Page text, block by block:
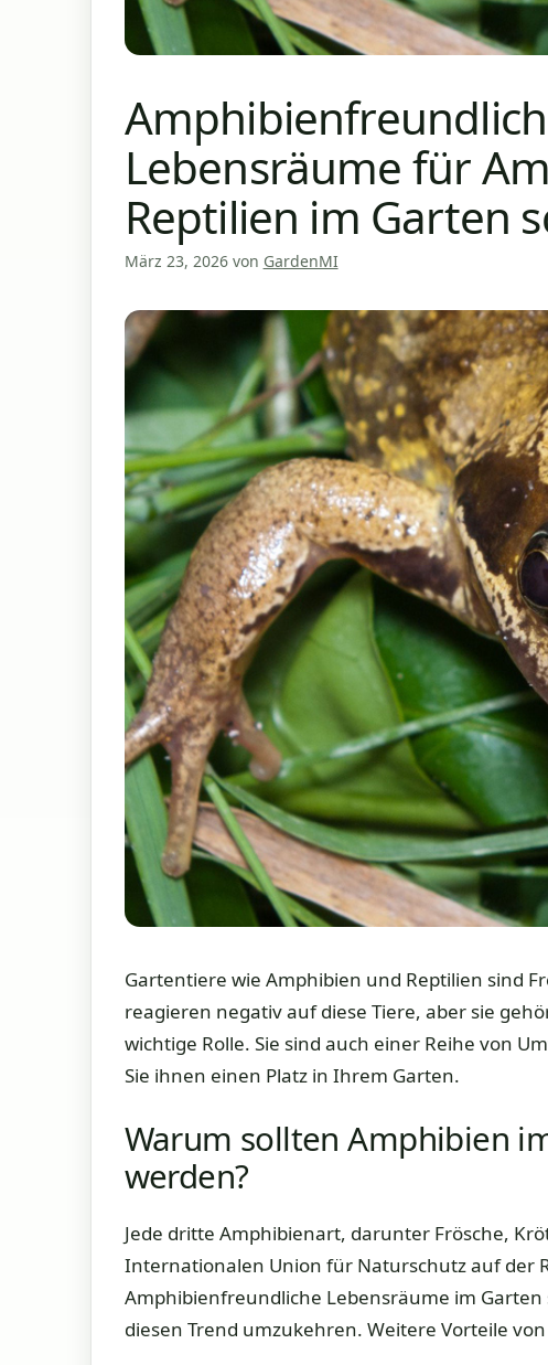
Lebensräume für
Reptilien im Garten
März 23, 2026 von GardenMI
Gartentiere wie Amphibien und Reptilien sind
reagieren negativ auf diese Tiere, aber sie
wichtige Rolle. Sie sind auch einer Reihe von
Sie ihnen einen Platz in Ihrem Garten.
Warum sollten Amphibien
werden?
Jede dritte Amphibienart, darunter Frösche,
Internationalen Union für Naturschutz auf der
Amphibienfreundliche Lebensräume im
diesen Trend umzukehren. Weitere Vorteile